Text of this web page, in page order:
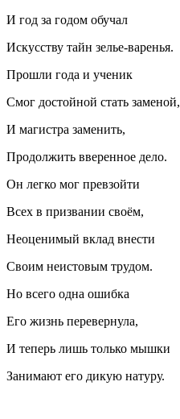
И год за годом обучал
Искусству тайн зелье-варенья.
Прошли года и ученик
Смог достойной стать заменой,
И магистра заменить,
Продолжить вверенное дело.
Он легко мог превзойти
Всех в призвании своём,
Неоценимый вклад внести
Своим неистовым трудом.
Но всего одна ошибка
Его жизнь перевернула,
И теперь лишь только мышки
Занимают его дикую натуру.